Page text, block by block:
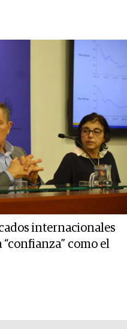
internacionales
como el